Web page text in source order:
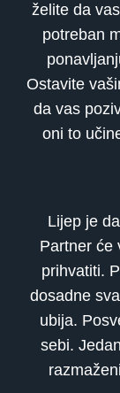
želite da
potreban
Ostavite
da vas
oni to
Lijep je
Partner će
prihvatiti.
dosadne
ubija.
sebi.